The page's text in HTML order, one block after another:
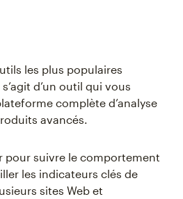
les plus populaires
d’un outil qui vous
complète d’analyse
avancés.
pour suivre le comportement
les indicateurs clés de
sites Web et